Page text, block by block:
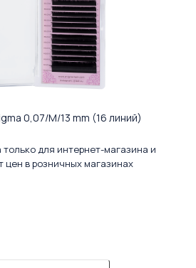
0,07/M/13 mm (16 линий)
для интернет-магазина и
цен в розничных магазинах